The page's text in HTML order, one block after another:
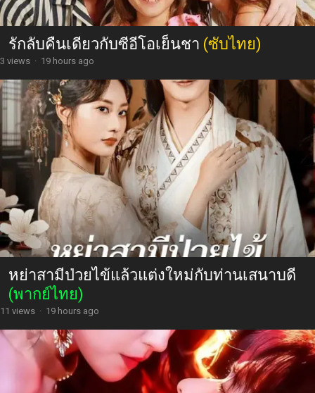
รักลับคืนเดียวกับซีอีโอเย็นชา (ซับไทย)
3 views · 19 hours ago
หย่าสามีป่วยไข้แล้วแต่งใหม่กับท่านเสนาบดี
(พากย์ไทย)
11 views · 19 hours ago